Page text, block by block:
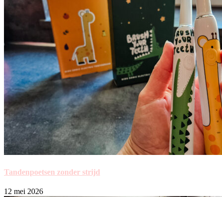
Tandenpoetsen zonder strijd
12 mei 2026